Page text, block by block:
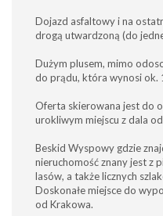
Dojazd asfaltowy i na
drogą utwardzoną (do
Dużym plusem, mimo
do prądu, która wynosi ok.
Oferta skierowana jest do
urokliwym miejscu z dala
Beskid Wyspowy gdzie
nieruchomość znany jest z
lasów, a także licznych
Doskonałe miejsce do
od Krakowa.